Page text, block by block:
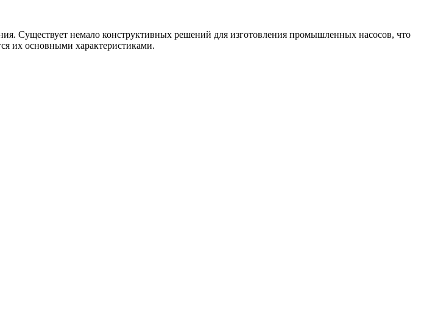
Существует немало конструктивных решений для изготовления промышленных насосов, что
их основными характеристиками.